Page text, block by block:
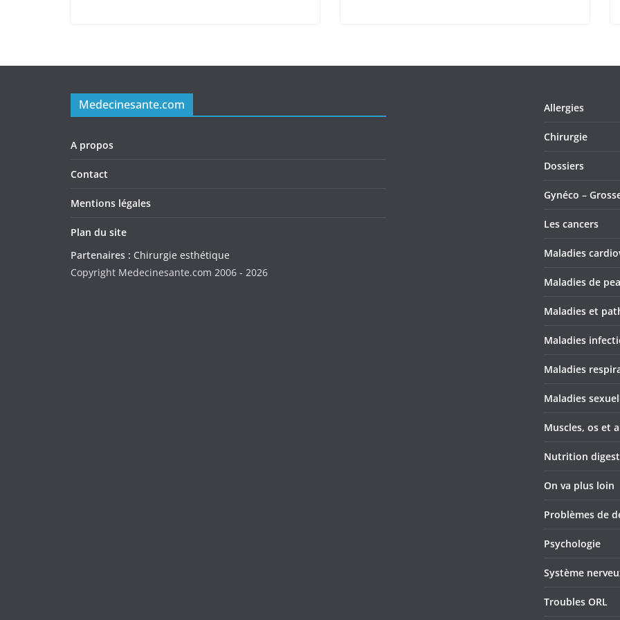
Medecinesante.com
A propos
Contact
Mentions légales
Plan du site
Partenaires : Chirurgie esthétique
Copyright Medecinesante.com 2006 - 2026
Allergies
Chirurgie
Dossiers
Gynéco –
Les cancers
Maladies
Maladies de
Maladies et
Maladies
Maladies
Maladies
Muscles, os et
Nutrition
On va plus loin
Problèmes de
Psychologie
Système
Troubles ORL